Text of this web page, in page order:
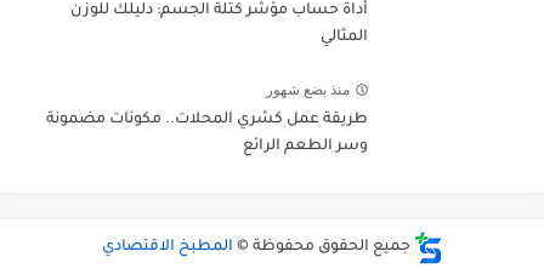
أداة حساب مؤشر كتلة الجسم: دليلك للوزن
المثالي
منذ بضع شهور
طريقة عمل كشري المحلات.. مكونات مضمونة
وسر الطعم الرائع
جميع الحقوق محفوظة © المطبخ الاقتصادي